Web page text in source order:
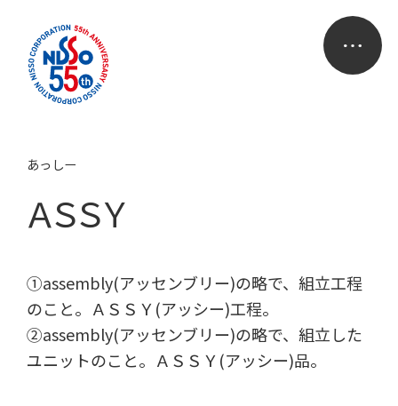
ＡＳＳＹ
あっしー
①assembly(アッセンブリー)の略で、組立工程
のこと。ＡＳＳＹ(アッシー)工程。
②assembly(アッセンブリー)の略で、組立した
ユニットのこと。ＡＳＳＹ(アッシー)品。